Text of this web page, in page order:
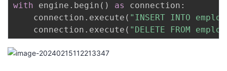
with engine . begin ( ) as connection :
    connection
. execute ( "INSERT INTO
    connection
. execute ( "DELETE FROM